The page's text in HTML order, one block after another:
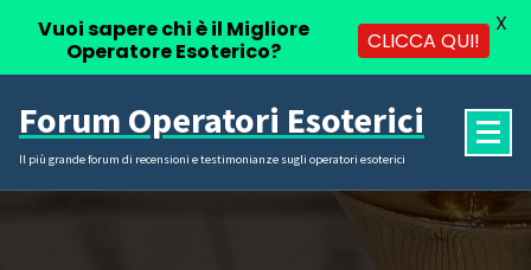
contenuto
Forum Operatori Esoterici
Il più grande forum di recensioni e testimonianze sugli operatori esoterici
Vuoi sapere chi è il Migliore
Operatore Esoterico?
CLICCA QUI!
X